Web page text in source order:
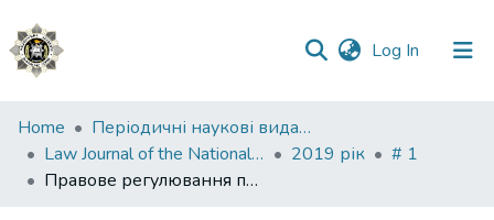
Log In (current)
Communities
&
Collections
Home
Періодичні наукові видання НАВС
Law Journal of the National Academy of Internal Affairs
2019 рік
# 1
Правове регулювання правозастосування